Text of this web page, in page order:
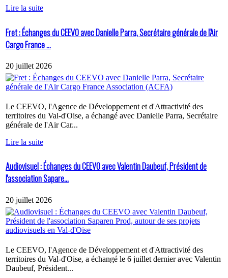
Lire la suite
Fret : Échanges du CEEVO avec Danielle Parra, Secrétaire générale de l'Air
Cargo France ...
20 juillet 2026
Le CEEVO, l'Agence de Développement et d'Attractivité des
territoires du Val-d'Oise, a échangé avec Danielle Parra, Secrétaire
générale de l'Air Car...
Lire la suite
Audiovisuel : Échanges du CEEVO avec Valentin Daubeuf, Président de
l'association Sapare...
20 juillet 2026
Le CEEVO, l'Agence de Développement et d'Attractivité des
territoires du Val-d'Oise, a échangé le 6 juillet dernier avec Valentin
Daubeuf, Président...